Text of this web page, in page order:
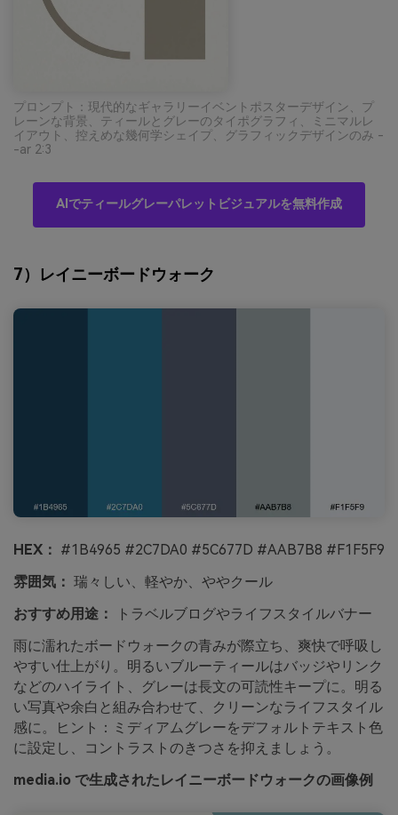
プロンプト：現代的なギャラリーイベントポスターデザイン、プ
レーンな背景、ティールとグレーのタイポグラフィ、ミニマルレ
イアウト、控えめな幾何学シェイプ、グラフィックデザインのみ -
-ar 2:3
AIでティールグレーパレットビジュアルを無料作成
7）レイニーボードウォーク
HEX： #1B4965 #2C7DA0 #5C677D #AAB7B8 #F1F5F9
雰囲気： 瑞々しい、軽やか、ややクール
おすすめ用途：
トラベルブログやライフスタイルバナー
雨に濡れたボードウォークの青みが際立ち、爽快で呼吸し
やすい仕上がり。明るいブルーティールはバッジやリンク
などのハイライト、グレーは長文の可読性キープに。明る
い写真や余白と組み合わせて、クリーンなライフスタイル
感に。ヒント：ミディアムグレーをデフォルトテキスト色
に設定し、コントラストのきつさを抑えましょう。
media.io で生成されたレイニーボードウォークの画像例